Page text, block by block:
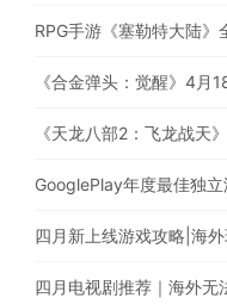
GooglePlay年度最佳独
四月新上线游戏攻略|海
四月电视剧推荐｜海外无